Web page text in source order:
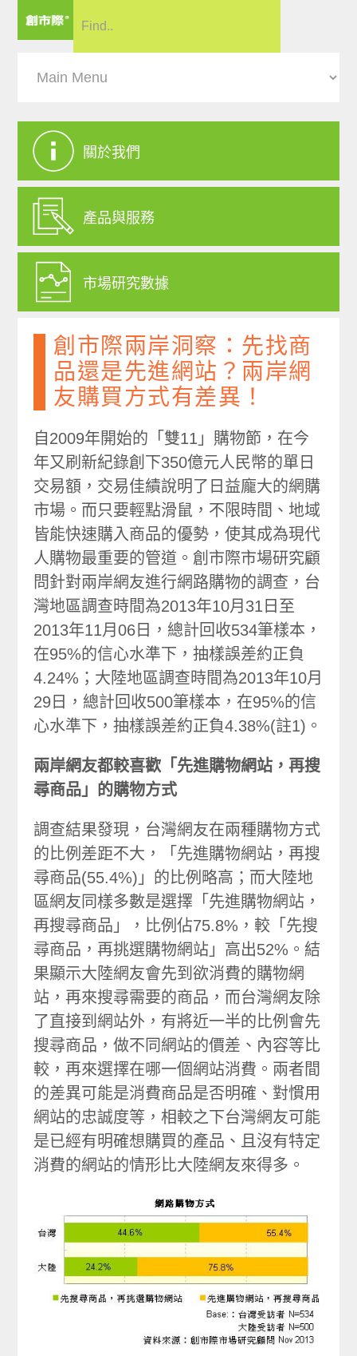
關於我們
產品與服務
市場研究數據
創市際兩岸洞察：先找商
品還是先進網站？兩岸網
友購買方式有差異！
自2009年開始的「雙11」購物節，在今
年又刷新紀錄創下350億元人民幣的單日
交易額，交易佳績說明了日益龐大的網購
市場。而只要輕點滑鼠，不限時間、地域
皆能快速購入商品的優勢，使其成為現代
人購物最重要的管道。創市際市場研究顧
問針對兩岸網友進行網路購物的調查，台
灣地區調查時間為2013年10月31日至
2013年11月06日，總計回收534筆樣本，
在95%的信心水準下，抽樣誤差約正負
4.24%；大陸地區調查時間為2013年10月
29日，總計回收500筆樣本，在95%的信
心水準下，抽樣誤差約正負4.38%(註1)。
兩岸網友都較喜歡「先進購物網站，再搜
尋商品」的購物方式
調查結果發現，台灣網友在兩種購物方式
的比例差距不大，「先進購物網站，再搜
尋商品(55.4%)」的比例略高；而大陸地
區網友同樣多數是選擇「先進購物網站，
再搜尋商品」，比例佔75.8%，較「先搜
尋商品，再挑選購物網站」高出52%。結
果顯示大陸網友會先到欲消費的購物網
站，再來搜尋需要的商品，而台灣網友除
了直接到網站外，有將近一半的比例會先
搜尋商品，做不同網站的價差、內容等比
較，再來選擇在哪一個網站消費。兩者間
的差異可能是消費商品是否明確、對慣用
網站的忠誠度等，相較之下台灣網友可能
是已經有明確想購買的產品、且沒有特定
消費的網站的情形比大陸網友來得多。